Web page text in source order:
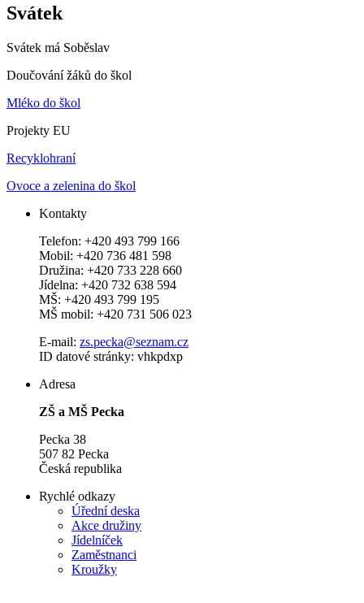
Svátek
Svátek má Soběslav
Doučování žáků do škol
Mléko do škol
Projekty EU
Recyklohraní
Ovoce a zelenina do škol
Kontakty
Telefon: +420 493 799 166
Mobil: +420 736 481 598
Družina: +420 733 228 660
Jídelna: +420 732 638 594
MŠ: +420 493 799 195
MŠ mobil: +420 731 506 023
E-mail: zs.pecka@seznam.cz
ID datové stránky: vhkpdxp
Adresa
ZŠ a MŠ Pecka
Pecka 38
507 82 Pecka
Česká republika
Rychlé odkazy
Úřední deska
Akce družiny
Jídelníček
Zaměstnanci
Kroužky